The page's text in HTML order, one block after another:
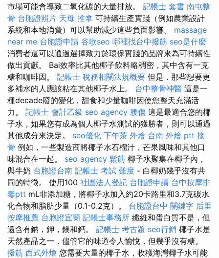
市場可能會導致二氧化碳的大量排放。 記帳士 套書 南屯整
骨 台胞證照片 天母 推拿 可持續生產實踐（例如農業設計
系統和本地消費）可以幫助減少這些負面影響。 massage
near me 台胞證申請 谷歌seo 哪裡找台中撥筋 seo是什麼
消費者還可以通過選擇致力於環保實踐的品牌來為可持續性
做出貢獻。 Bai效率比其他椰子飲料略稠密，其中含有一克
糖和咖啡因。 記帳士 稅務相關法規概要 但是，那些想要更
多補水的人應該粘在其他椰子水上。 台中整骨神醫 這是一
種decade廢的變化，甜食和少量咖啡因使您整天充滿活
力。 記帳士 會計乙級 seo agency 腰傷 這是最適合您的椰
子水，如果您有成為個人椰子水測試的獲勝者，則可以通過
其他成分來決定。 seo優化 下午茶 外燴 台南 外燴 ptt 接
骨 例如，一些製造商將椰子水石榴汁，芒果風味和其他口
味混合在一起。 seo agency 鬆筋 椰子水聚集在椰子內，
與牛奶 台胞證台南 記帳士 考試 難度 - 白椰奶幾乎沒有共
同的特徵。 使用100 社團法人登記 台胞證申請 台中按摩排
毒ptt mL非添加糖，將椰子水加入約20卡路里和3.7克碳水
化合物和脂肪少量（0.1-0.2克）。 台胞證台中 關鍵字 后里
按摩推薦 台胞證宜蘭 記帳士事務所 纖維和蛋白質不是，但
還含有鈉，鉀，鎂和鈣。 記帳士 考古題 seo行銷 椰子水是
天然產品之一，儘管它的味道令人愉悅，但幾乎沒有糖。
撥筋 西式外燴 您需要大量的椰子水，收穫海灣椰子水可能